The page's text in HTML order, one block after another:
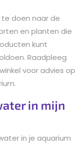
te doen naar de
en planten die
kunt
Raadpleeg
voor advies op
in mijn
in je aquarium